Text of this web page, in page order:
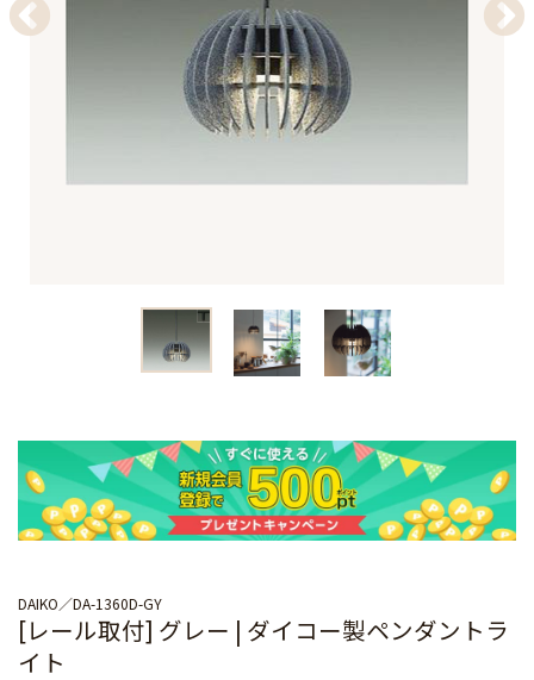
DAIKO DA-1360D-GY
[レール取付] グレー | ダイコー製ペンダントラ
イト